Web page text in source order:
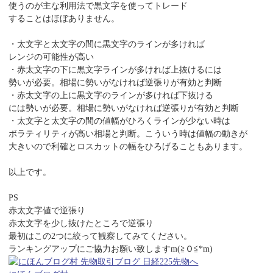
使うのが主な利用法で黒文字を使ってトレード
することはほぼありません。
・太文字と太文字の間に黒文字のラインが多ければ
レンジの可能性が高い
・赤太文字の下に黒文字ラインが多ければ上抜けるには
勢いが必要。相場に勢いがなければ逆張りが有効と判断
・赤太文字の上に黒文字のラインが多ければ下抜ける
には勢いが必要。相場に勢いがなければ逆張りが有効と判断
・太文字と太文字の間の値幅がひろくラインが少ない時は
ボラティリティが高い相場と判断。こういう時は値幅の動きが
大きいので利確とロスカットの幅をひろげることもあります。
以上です。
PS
赤太文字値で逆張り
赤太文字を少し抜けたところで逆張り
最初はこの2つに絞って観察してみてください。
ランキングアップにご協力お願い致しますm(≧Ｏ≦*m)